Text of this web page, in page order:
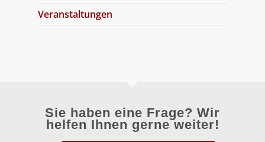
Veranstaltungen
Sie haben eine Frage? Wir
helfen Ihnen gerne weiter!